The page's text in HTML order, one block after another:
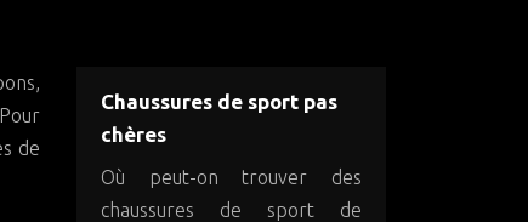
de
Chaussures de sport pas
chères
Où peut-on trouver des
chaussures de sport de